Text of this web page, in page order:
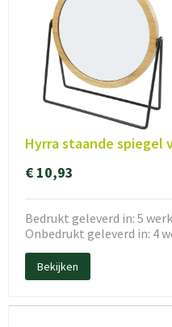
Hyrra staande spiegel
€ 10,93
Bedrukt geleverd in: 5
Onbedrukt geleverd in: 4
Bekijken